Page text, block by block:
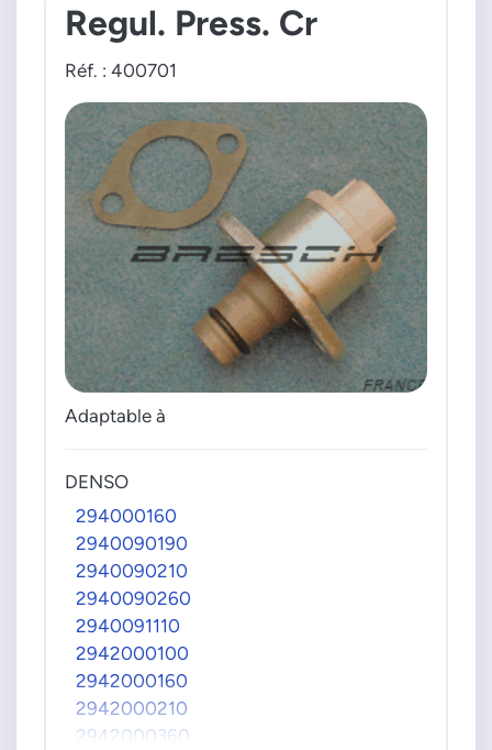
Regul. Press. Cr
Réf. : 400701
Adaptable à
DENSO
294000160
2940090190
2940090210
2940090260
2940091110
2942000100
2942000160
2942000210
2942000360